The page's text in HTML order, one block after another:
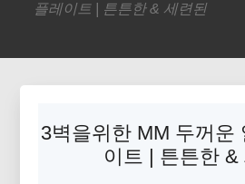
플레이트 | 튼튼한 & 세련된
3벽을위한 MM 두꺼운
이트 | 튼튼한 &